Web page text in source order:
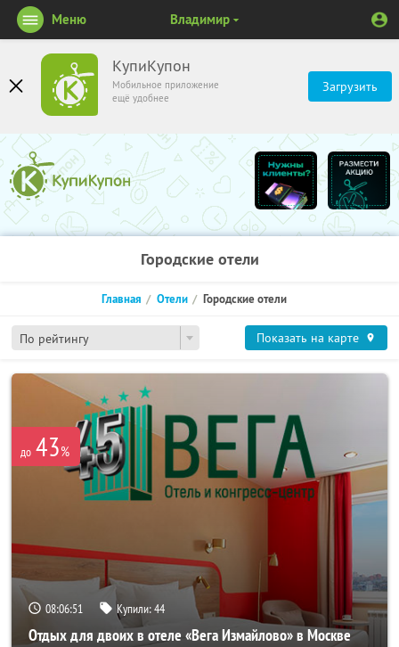
КупиКупон
Мобильное приложение
ещё удобнее
Загрузить
Меню Владимир
Городские отели
По рейтингу
Главная Отели Городские отели
Показать на карте
до 43%
08:06:51 Купили:44
Отдых для двоих в отеле «Вега Измайлово» в Москве